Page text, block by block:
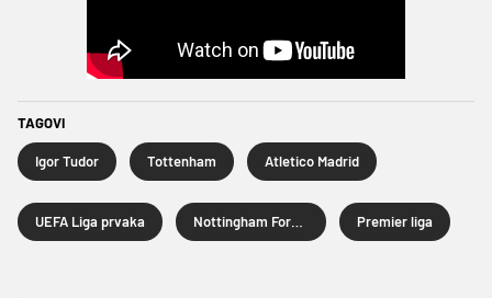
TAGOVI
Igor Tudor Tottenham Atletico Madrid
UEFA Liga prvaka Premier liga